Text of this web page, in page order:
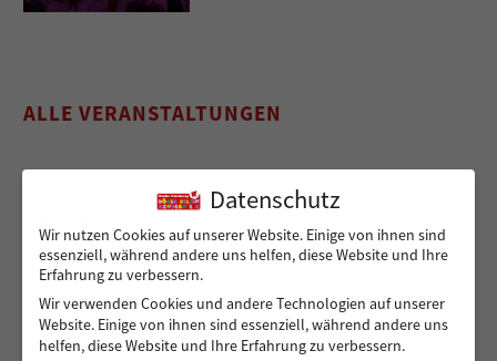
ALLE VERANSTALTUNGEN
Sicher von A nach B für Peshmarga und Shvan
Datenschutz
Wir nutzen Cookies auf unserer Website. Einige von ihnen sind
essenziell, während andere uns helfen, diese Website und Ihre
Erfahrung zu verbessern.
Wir verwenden Cookies und andere Technologien auf unserer
Website. Einige von ihnen sind essenziell, während andere uns
helfen, diese Website und Ihre Erfahrung zu verbessern.